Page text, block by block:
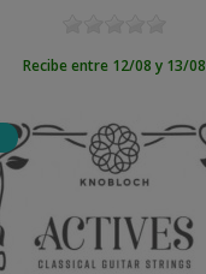
Recibe entre 12/08 y 13/08